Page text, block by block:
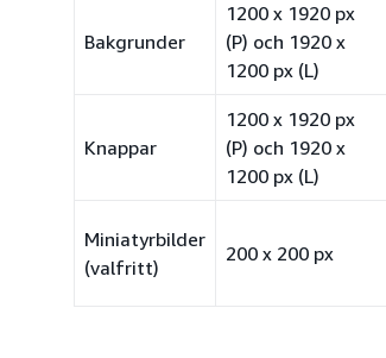
Bakgrunder
1200 x 1920 px
(P) och 1920 x
1200 px (L)
Knappar
1200 x 1920 px
(P) och 1920 x
1200 px (L)
Miniatyrbilder
(valfritt)
200 x 200 px